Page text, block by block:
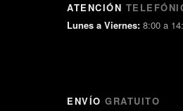
ATENCIÓN
Lunes a Viernes: 8:00 a
ENVÍO GRATUITO